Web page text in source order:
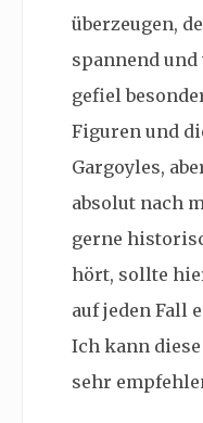
überzeugen,
spannend
gefiel
Figuren und
Gargoyles,
absolut nach
gerne
hört, sollte
auf jeden Fall
Ich kann
sehr